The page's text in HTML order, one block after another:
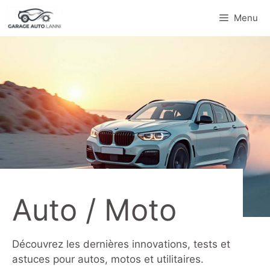
au
contenu
Menu
Auto / Moto
Découvrez les dernières innovations, tests et
astuces pour autos, motos et utilitaires.